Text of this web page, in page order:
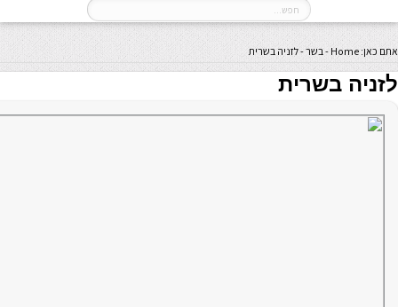
אתם כאן: Home
-בשר-לזניה בשרית
לזניה בשרית